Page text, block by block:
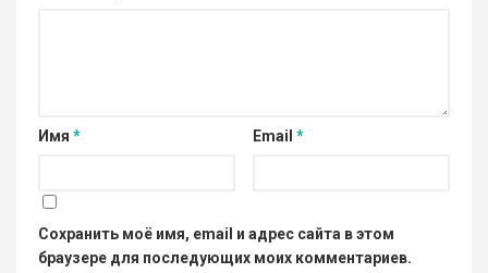
Имя * Email *
Сохранить моё имя, email и адрес сайта в этом
браузере для последующих моих комментариев.